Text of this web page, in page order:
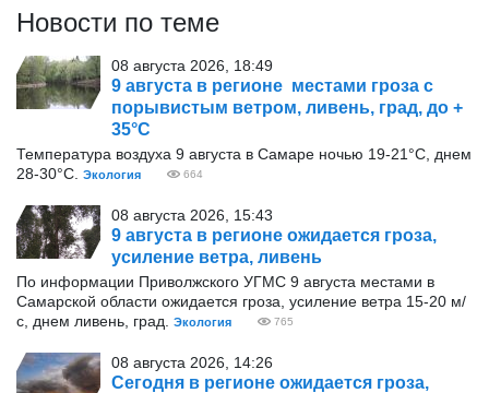
Новости по теме
08 августа 2026, 18:49
9 августа в регионе местами гроза с
порывистым ветром, ливень, град, до +
35°С
Температура воздуха 9 августа в Самаре ночью 19-21°С, днем
28-30°С.
Экология 664
08 августа 2026, 15:43
9 августа в регионе ожидается гроза,
усиление ветра, ливень
По информации Приволжского УГМС 9 августа местами в
Самарской области ожидается гроза, усиление ветра 15-20 м/
с, днем ливень, град.
Экология 765
08 августа 2026, 14:26
Сегодня в регионе ожидается гроза,